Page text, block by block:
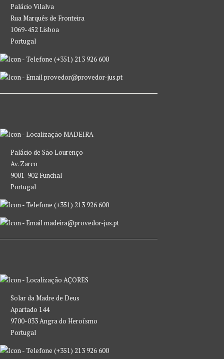
Palácio Vilalva
Rua Marquês de Fronteira
1069-452 Lisboa
Portugal
(+351) 213 926 600
provedor@provedor-jus.pt
MADEIRA
Palácio de São Lourenço
Av. Zarco
9001-902 Funchal
Portugal
(+351) 213 926 600
madeira@provedor-jus.pt
AÇORES
Solar da Madre de Deus
Apartado 144
9700-033 Angra do Heroísmo
Portugal
(+351) 213 926 600